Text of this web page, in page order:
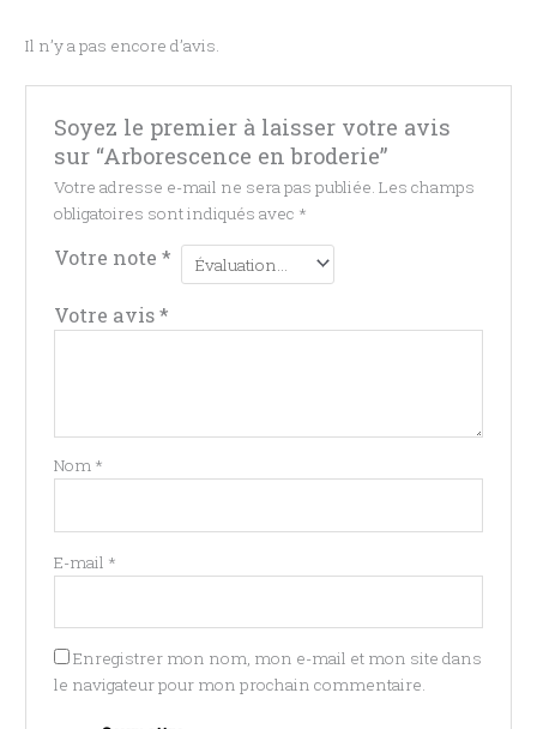
Il n’y a pas encore d’avis.
Soyez le premier à laisser votre avis
sur “Arborescence en broderie”
Votre adresse e-mail ne sera pas publiée. Les champs
obligatoires sont indiqués avec *
Votre note *
Votre avis*
Nom *
E-mail *
Enregistrer mon nom, mon e-mail et mon site dans
le navigateur pour mon prochain commentaire.